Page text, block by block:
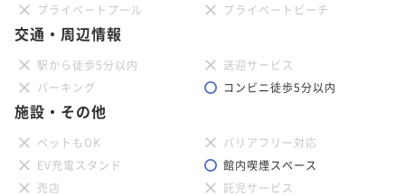
プライベートプール
プライベートビーチ
交通・周辺情報
駅から徒歩5分以内
送迎サービス
パーキング
コンビニ徒歩5分以内
施設・その他
ペットもOK
バリアフリー対応
EV充電スタンド
館内喫煙スペース
売店
託児サービス